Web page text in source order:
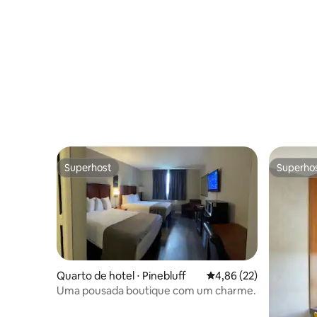
Superhost
Superhost
Quarto de hotel ⋅ Pinebluff 4,86 de uma
4,86 (22)
Uma pousada boutique com um charme.